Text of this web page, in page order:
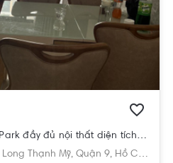
Căn hộ Vinhomes Grand Park đầy đủ nội thất diện tích 81.5m²
Long Thạnh Mỹ, Quận 9, Hồ Chí Minh